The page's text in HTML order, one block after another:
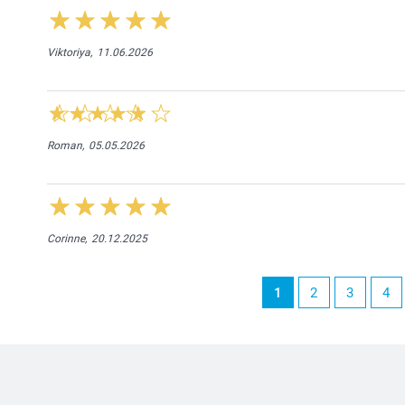
Viktoriya, 11.06.2026
Roman, 05.05.2026
Corinne, 20.12.2025
1 2 3 4